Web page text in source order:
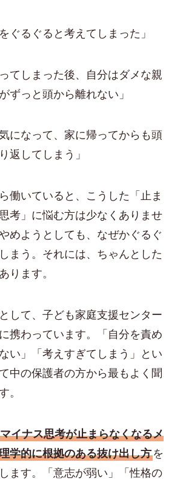
ぐるぐると考えてしまった」
てしまった後、自分はダメな親
ずっと頭から離れない」
になって、家に帰ってからも頭
返してしまう」
働いていると、こうした「止ま
考」に悩む方は少なくありませ
めようとしても、なぜかぐるぐ
まう。それには、ちゃんとした
ります。
して、子ども家庭支援センター
携わっています。「自分を責め
い」「考えすぎてしまう」とい
中の保護者の方から最もよく聞
。
マイナス思考が止まらなくなるメ
学的に根拠のある抜け出し方を
ます。「意志が弱い」「性格の